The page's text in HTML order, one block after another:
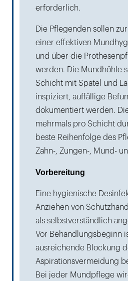
erforderlich.
Die Pflegenden sollen
einer effektiven
und über die
werden. Die Mundhöhle
Schicht mit Spatel und
inspiziert, auffällige
dokumentiert werden.
mehrmals pro Schicht
beste Reihenfolge des
Zahn-, Zungen-, Mund-
Vorbereitung
Eine hygienische
Anziehen von
als selbstverständlich
Vor Behandlungsbeginn
ausreichende Blockung
Aspirationsvermeidung
Bei jeder Mundpflege